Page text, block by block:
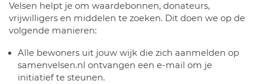
Velsen helpt je om waardebonnen, donateurs,
vrijwilligers en middelen te zoeken. Dit doen we op de
volgende manieren:
Alle bewoners uit jouw wijk die zich aanmelden op
samenvelsen.nl ontvangen een e-mail om je
initiatief te steunen.